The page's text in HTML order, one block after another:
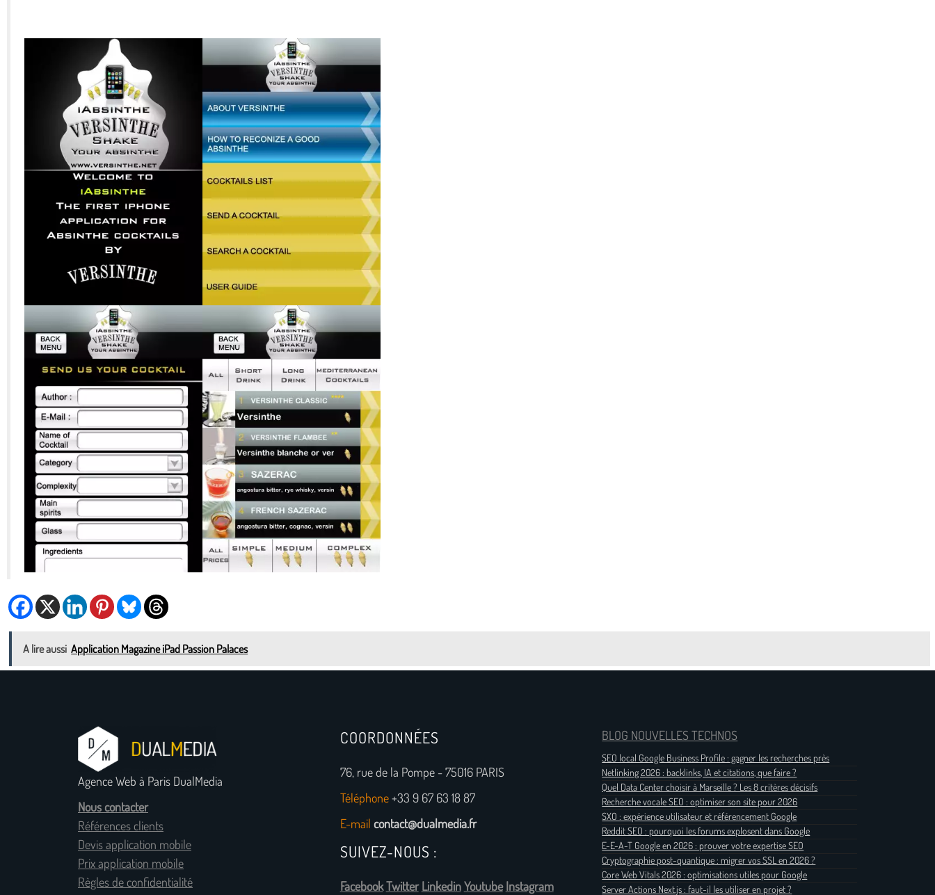
A lire aussi Application Magazine iPad Passion Palaces
Agence Web à Paris DualMedia
Nous contacter
Références clients
Devis application mobile
Prix application mobile
Règles de confidentialité
COORDONNÉES
76, rue de la Pompe - 75016 PARIS
Téléphone+33 9 67 63 18 87
E-mail contact@dualmedia.fr
SUIVEZ-NOUS :
FacebookTwitter LinkedinYoutube Instagram
BLOG NOUVELLES TECHNOS
SEO local Google Business Profile : gagner les recherches près
Netlinking 2026 : backlinks, IA et citations, que faire ?
Quel Data Center choisir à Marseille ? Les 8 critères décisifs
Recherche vocale SEO : optimiser son site pour 2026
SXO : expérience utilisateur et référencement Google
Reddit SEO : pourquoi les forums explosent dans Google
E-E-A-T Google en 2026 : prouver votre expertise SEO
Cryptographie post-quantique : migrer vos SSL en 2026 ?
Core Web Vitals 2026 : optimisations utiles pour Google
Server Actions Next.js : faut-il les utiliser en projet ?